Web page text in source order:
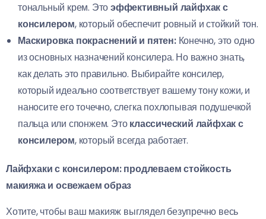
тональный крем. Этоэффективный лайфхак с
консилером, который обеспечит ровный и стойкий тон.
Маскировка покраснений и пятен:Конечно, это одно
из основных назначений консилера. Но важно знать,
как делать это правильно. Выбирайте консилер,
который идеально соответствует вашему тону кожи, и
наносите его точечно, слегка похлопывая подушечкой
пальца или спонжем. Этоклассический лайфхак с
консилером, который всегда работает.
Лайфхаки с консилером: продлеваем стойкость
макияжа и освежаем образ
Хотите, чтобы ваш макияж выглядел безупречно весь